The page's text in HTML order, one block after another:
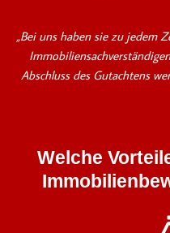
„Bei uns haben sie zu jedem
Abschluss des Gutachtens
Welche